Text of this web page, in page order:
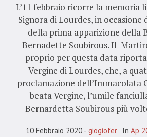
L’11 febbraio ricorre la memoria
Signora di Lourdes, in occasione
della prima apparizione della
Bernadette Soubirous. Il
proprio per questa data
Vergine di Lourdes, che, a
proclamazione dell’Immacolata
beata Vergine, l’umile
Bernardetta Soubirous più
10 Febbraio 2020 giogiofer In Ap